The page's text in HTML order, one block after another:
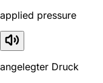
applied pressure
angelegter Druck